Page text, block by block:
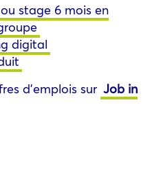
stage 6 mois en
digital
d’emplois sur Job in